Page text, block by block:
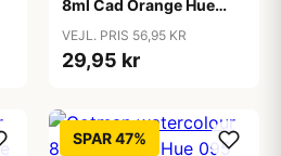
8ml Cad Orange Hue
VEJL. PRIS 56,95 KR
29,95 kr
SPAR 47%